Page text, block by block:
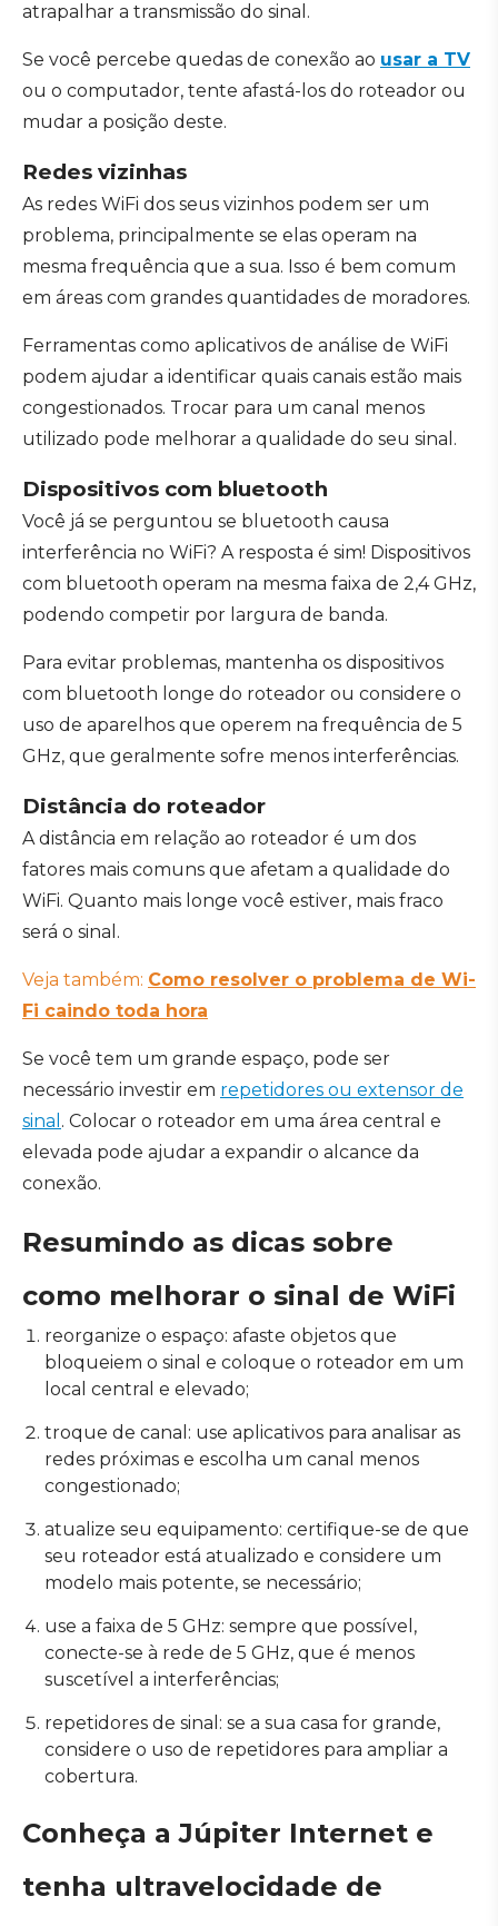
atrapalhar a transmissão do sinal.
Se você percebe quedas de conexão ao usar a TV
ou o computador, tente afastá-los do roteador ou
mudar a posição deste.
Redes vizinhas
As redes WiFi dos seus vizinhos podem ser um
problema, principalmente se elas operam na
mesma frequência que a sua. Isso é bem comum
em áreas com grandes quantidades de moradores.
Ferramentas como aplicativos de análise de WiFi
podem ajudar a identificar quais canais estão mais
congestionados. Trocar para um canal menos
utilizado pode melhorar a qualidade do seu sinal.
Dispositivos com bluetooth
Você já se perguntou se bluetooth causa
interferência no WiFi? A resposta é sim! Dispositivos
com bluetooth operam na mesma faixa de 2,4 GHz,
podendo competir por largura de banda.
Para evitar problemas, mantenha os dispositivos
com bluetooth longe do roteador ou considere o
uso de aparelhos que operem na frequência de 5
GHz, que geralmente sofre menos interferências.
Distância do roteador
A distância em relação ao roteador é um dos
fatores mais comuns que afetam a qualidade do
WiFi. Quanto mais longe você estiver, mais fraco
será o sinal.
Veja também: Como resolver o problema de Wi-
Fi caindo toda hora
Se você tem um grande espaço, pode ser
necessário investir em repetidores ou extensor de
sinal . Colocar o roteador em uma área central e
elevada pode ajudar a expandir o alcance da
conexão.
Resumindo as dicas sobre
como melhorar o sinal de WiFi
reorganize o espaço: afaste objetos que
bloqueiem o sinal e coloque o roteador em um
local central e elevado;
troque de canal: use aplicativos para analisar as
redes próximas e escolha um canal menos
congestionado;
atualize seu equipamento: certifique-se de que
seu roteador está atualizado e considere um
modelo mais potente, se necessário;
use a faixa de 5 GHz: sempre que possível,
conecte-se à rede de 5 GHz, que é menos
suscetível a interferências;
repetidores de sinal: se a sua casa for grande,
considere o uso de repetidores para ampliar a
cobertura.
Conheça a Júpiter Internet e
tenha ultravelocidade de